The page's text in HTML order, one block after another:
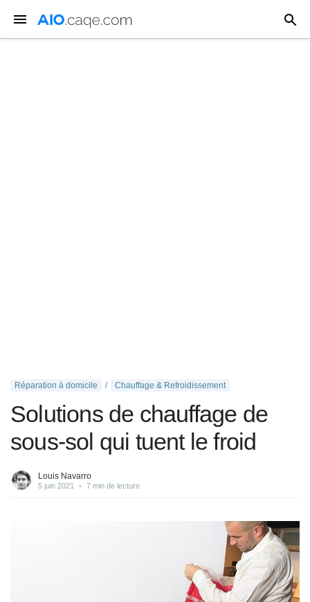
Réparation à domicile Chauffage & Refroidissement
Solutions de chauffage de
sous-sol qui tuent le froid
Louis Navarro
5 juin 2021 • 7 min de lecture